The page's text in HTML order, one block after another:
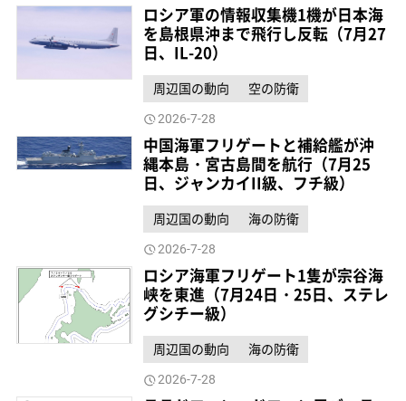
ロシア軍の情報収集機1機が日本海
を島根県沖まで飛行し反転（7月27
日、IL-20）
周辺国の動向 空の防衛
2026-7-28
中国海軍フリゲートと補給艦が沖
縄本島・宮古島間を航行（7月25
日、ジャンカイII級、フチ級）
周辺国の動向 海の防衛
2026-7-28
ロシア海軍フリゲート1隻が宗谷海
峡を東進（7月24日・25日、ステレ
グシチー級）
周辺国の動向 海の防衛
2026-7-28